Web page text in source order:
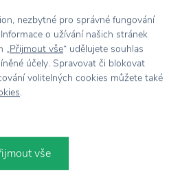
nezbytné pro správné fungování
o užívání našich stránek
„Přijmout vše“ udělujete souhlas
účely. Spravovat či blokovat
volitelných cookies můžete také
.
vše